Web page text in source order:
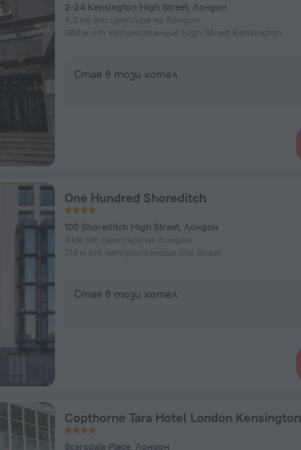
2-24 Kensington High Street, Лондон
4,2 км от центъра на Лондон
382 м от метростанция High Street Kensington
Стая в този хотел
One Hundred Shoreditch
100 Shoreditch High Street, Лондон
4 км от центъра на Лондон
714 м от метростанция Old Street
Стая в този хотел
Copthorne Tara Hotel London Kensington
Scarsdale Place, Лондон